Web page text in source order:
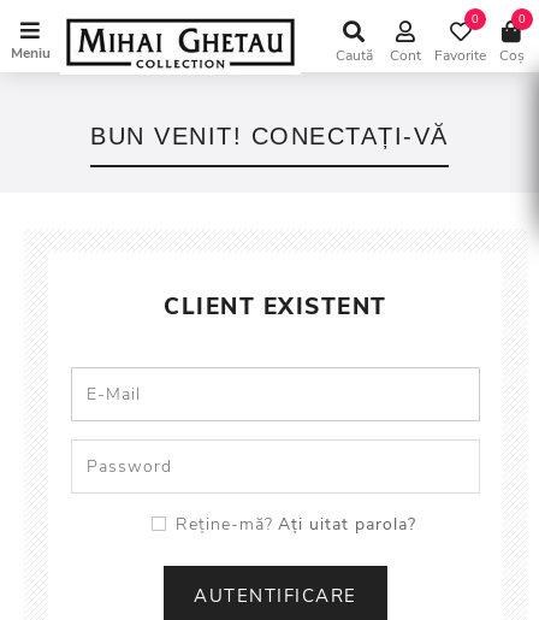
Meniu Caută Cont Favorite
0
Coș
0
BUN VENIT! CONECTAȚI-VĂ
CLIENT EXISTENT
Reține-mă? Ați uitat parola?